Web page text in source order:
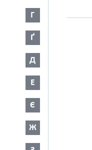
Г
Ґ
Д
Е
Є
Ж